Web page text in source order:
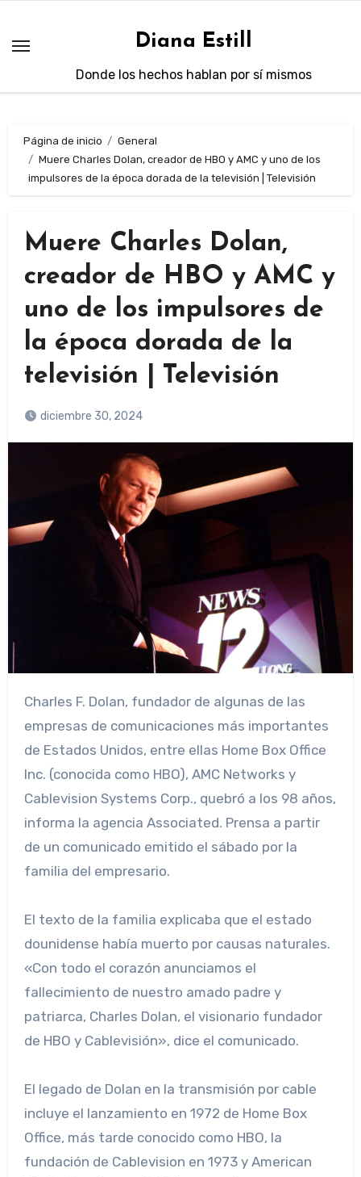
contenido
Diana Estill
Donde los hechos hablan por sí mismos
Página de inicio
General
Muere Charles Dolan, creador de HBO y AMC y uno de los
impulsores de la época dorada de la televisión | Televisión
Muere Charles Dolan,
creador de HBO y AMC y
uno de los impulsores de
la época dorada de la
televisión | Televisión
diciembre 30, 2024
Charles F. Dolan, fundador de algunas de las
empresas de comunicaciones más importantes
de Estados Unidos, entre ellas Home Box Office
Inc. (conocida como HBO), AMC Networks y
Cablevision Systems Corp., quebró a los 98 años,
informa la agencia Associated. Prensa a partir
de un comunicado emitido el sábado por la
familia del empresario.
El texto de la familia explicaba que el estado
dounidense había muerto por causas naturales.
«Con todo el corazón anunciamos el
fallecimiento de nuestro amado padre y
patriarca, Charles Dolan, el visionario fundador
de HBO y Cablevisión», dice el comunicado.
El legado de Dolan en la transmisión por cable
incluye el lanzamiento en 1972 de Home Box
Office, más tarde conocido como HBO, la
fundación de Cablevision en 1973 y American